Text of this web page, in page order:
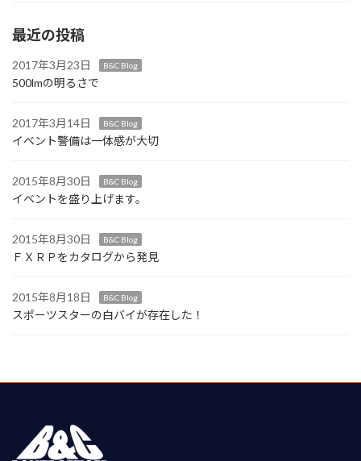
最近の投稿
2017年3月23日 B&C Blog
500lmの明るさで
2017年3月14日 B&C Blog
イベント警備は一体感が大切
2015年8月30日 B&C Blog
イベントを盛り上げます。
2015年8月30日 B&C Blog
ＦＸＲＰをカタログから発見
2015年8月18日 B&C Blog
スポーツスターの白バイが存在した！